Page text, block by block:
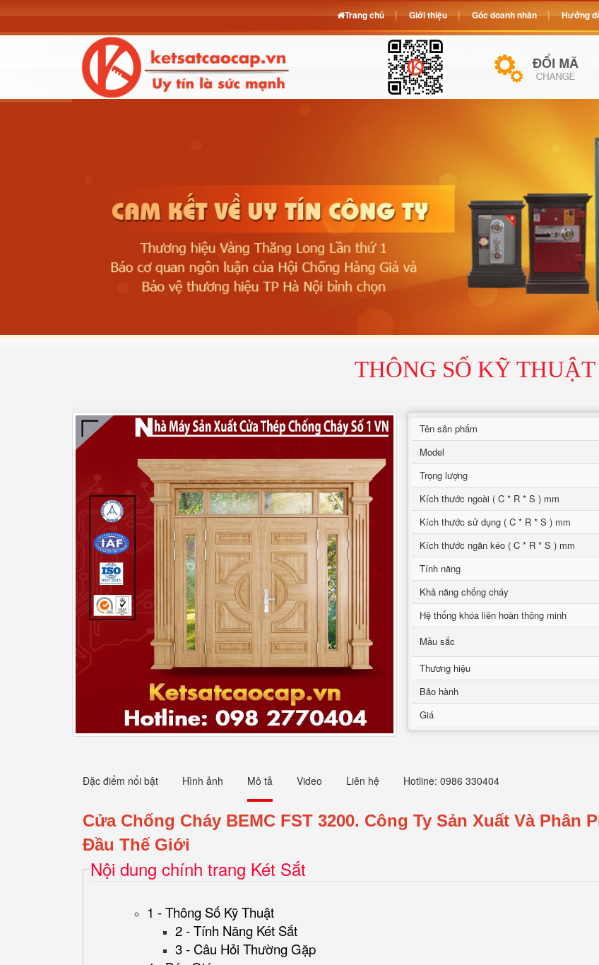
THÔNG SỐ KỸ THUẬT
Tên sản phẩm
Model
Trọng lượng
Kích thước ngoài ( C * R * S ) mm
Kích thước sử dụng ( C * R * S ) mm
Kích thước ngăn kéo ( C * R * S ) mm
Tính năng
Khả năng chống cháy
Hệ thống khóa liên hoàn thông minh
Mầu sắc
Thương hiệu
Bảo hành
Giá
Đặc điểm nổi bật Hình ảnh Mô tả Video Liên hệ Hotline: 0986 330404
Cửa Chống Cháy BEMC FST 3200. Công Ty Sản Xuất Và Phân
Đầu Thế Giới
Nội dung chính trang Két Sắt
1 - Thông Số Kỹ Thuật
2 - Tính Năng Két Sắt
3 - Câu Hỏi Thường Gặp
Trang chủ Giới thiệu Góc doanh nhân Hướng